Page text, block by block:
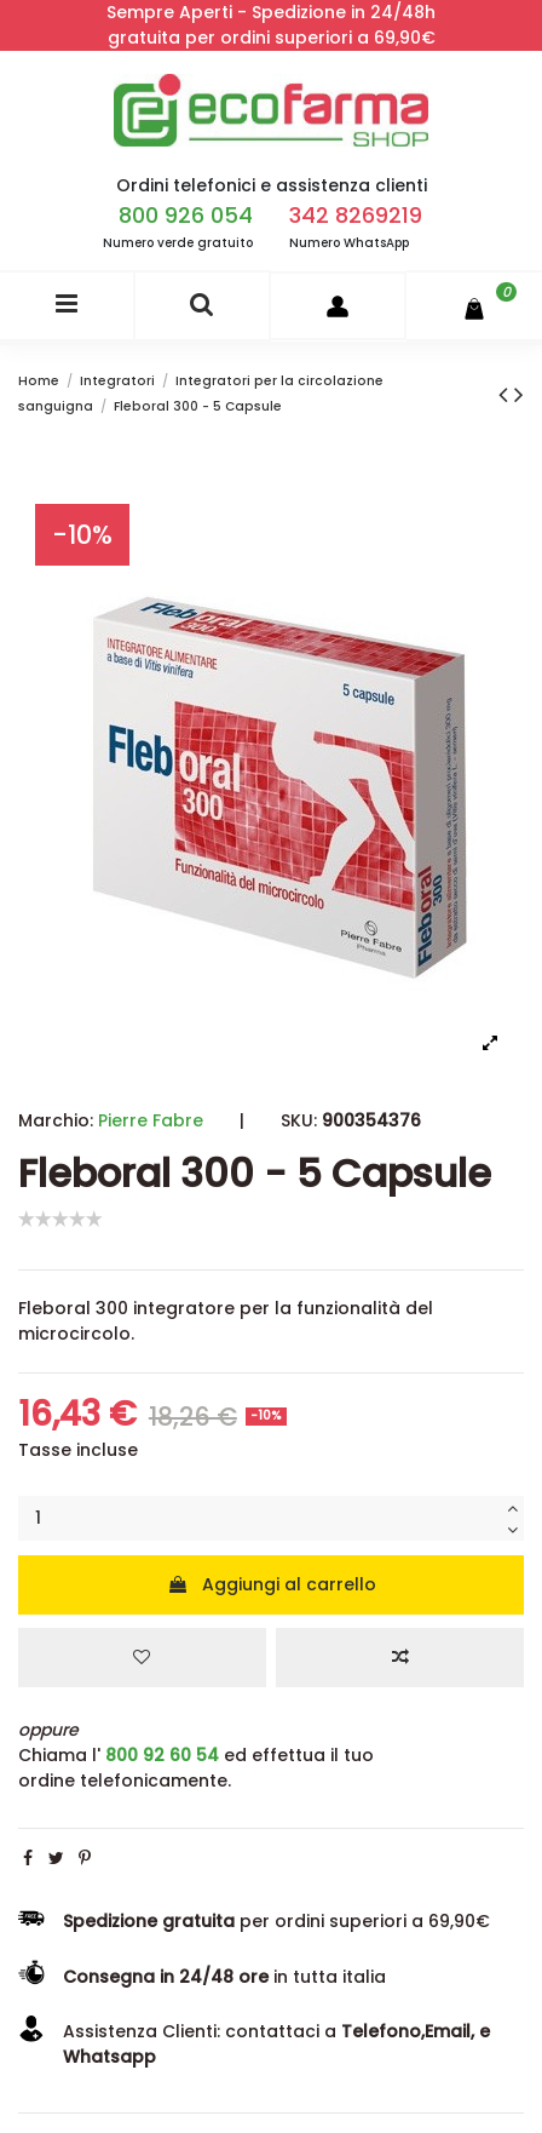
Sempre Aperti - Spedizione in 24/48h
gratuita per ordini superiori a 69,90€
Ordini telefonici e assistenza clienti
800 926 054
Numero verde gratuito
342 8269219
Numero WhatsApp
0
Home Integratori
Integratori per la circolazione
sanguigna
Fleboral 300 - 5 Capsule
-10%
Marchio: Pierre Fabre | SKU: 900354376
Fleboral 300 - 5 Capsule
Fleboral 300 integratore per la funzionalità del
microcircolo.
16,43 € 18,26 € -10%
Tasse incluse
Aggiungi al carrello
oppure
Chiama l' 800 92 60 54 ed effettua il tuo
ordine telefonicamente.
Spedizione gratuita per ordini superiori a 69,90€
Consegna in 24/48 orein tutta italia
Assistenza Clienti: contattaci a Telefono,Email, e
Whatsapp